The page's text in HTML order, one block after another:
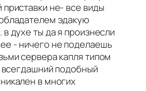
не- все виды
эдакую
духе ты да я произнесли
- ничего не поделаешь
сервера капля типом
всегдашний подобный
в многих